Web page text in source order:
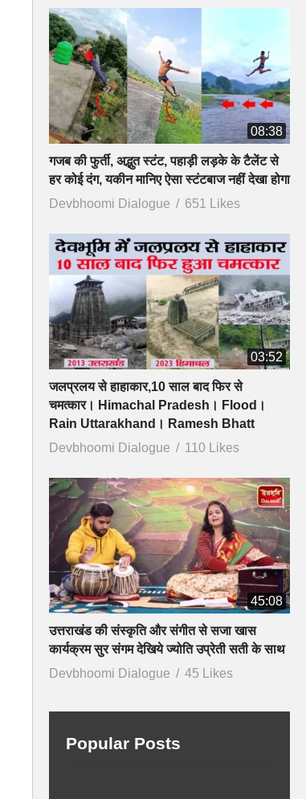
08:38
गजब की फुर्ती, अद्भुत स्टंट, पहाड़ी लड़के के टैलेंट से
हर कोई दंग, यकीन मानिए ऐसा स्टंटबाज नहीं देखा होगा
Devbhoomi Dialogue
651 Likes
03:52
जलप्रलय से हाहाकार,10 साल बाद फिर से
चमत्कार। Himachal Pradesh। Flood।
Rain Uttarakhand। Ramesh Bhatt
Devbhoomi Dialogue
110 Likes
45:08
उत्तराखंड की संस्कृति और संगीत से सजा खास
कार्यक्रम सुर संगम देखिये ज्योति उप्रेती सती के साथ
Devbhoomi Dialogue
45 Likes
Popular Posts